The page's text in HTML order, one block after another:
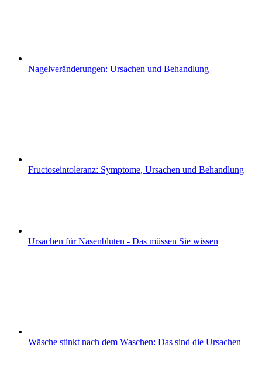
Nagelveränderungen: Ursachen und Behandlung
Fructoseintoleranz: Symptome, Ursachen und Behandlung
Ursachen für Nasenbluten - Das müssen Sie wissen
Wäsche stinkt nach dem Waschen: Das sind die Ursachen